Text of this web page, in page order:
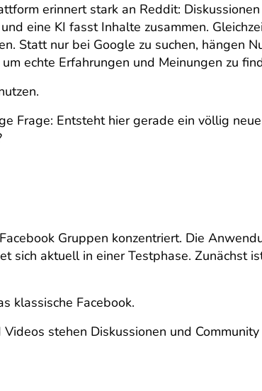
erinnert stark an Reddit:
eine KI fasst Inhalte zusammen.
Statt nur bei Google zu suchen, hängen
echte Erfahrungen und Meinungen zu
Frage: Entsteht hier gerade ein völlig
Gruppen konzentriert. Die
sich aktuell in einer Testphase. Zunächst
klassische Facebook.
stehen Diskussionen und